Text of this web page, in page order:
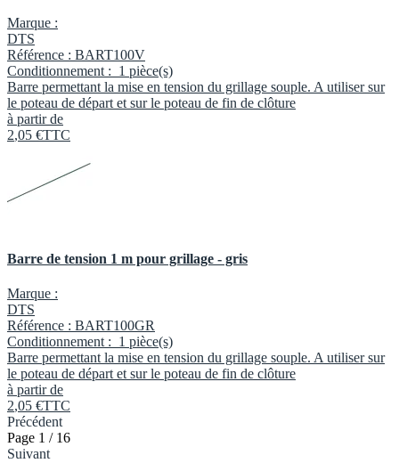
Marque :
DTS
Référence : BART100V
Conditionnement : 1 pièce(s)
Barre permettant la mise en tension du grillage souple. A utiliser sur
le poteau de départ et sur le poteau de fin de clôture
à partir de
2,05 €TTC
Barre de tension 1 m pour grillage - gris
Marque :
DTS
Référence : BART100GR
Conditionnement : 1 pièce(s)
Barre permettant la mise en tension du grillage souple. A utiliser sur
le poteau de départ et sur le poteau de fin de clôture
à partir de
2,05 €TTC
Précédent
Page 1 / 16
Suivant